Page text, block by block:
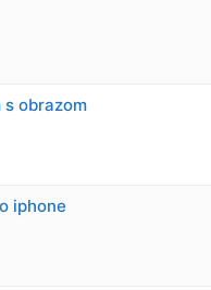
s obrazom
iphone